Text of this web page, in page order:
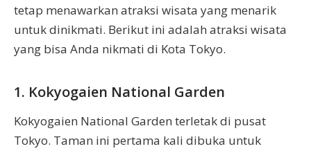
tetap menawarkan atraksi wisata yang menarik
untuk dinikmati. Berikut ini adalah atraksi wisata
yang bisa Anda nikmati di Kota Tokyo.
1. Kokyogaien National Garden
Kokyogaien National Garden terletak di pusat
Tokyo. Taman ini pertama kali dibuka untuk